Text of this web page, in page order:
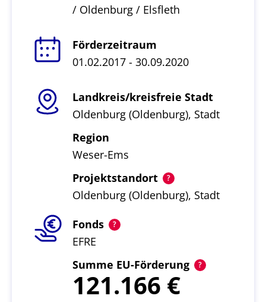
/ Oldenburg / Elsfleth
Förderzeitraum
01.02.2017 - 30.09.2020
Landkreis/kreisfreie Stadt
Oldenburg (Oldenburg), Stadt
Region
Weser-Ems
Projektstandort
Oldenburg (Oldenburg), Stadt
Fonds
EFRE
Summe EU-Förderung
121.166